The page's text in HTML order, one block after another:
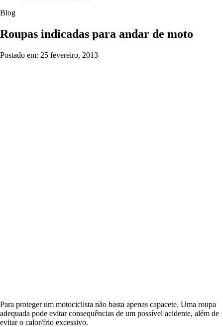
Blog
Roupas indicadas para andar de moto
Postado em: 25 fevereiro, 2013
Para proteger um motociclista não basta apenas capacete. Uma roupa
adequada pode evitar consequências de um possível acidente, além de
evitar o calor/frio excessivo.